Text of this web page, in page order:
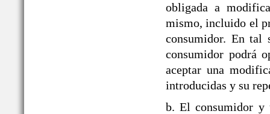
obligada a
mismo, incluido el
consumidor. En tal
consumidor podrá
aceptar una
introducidas y su
b. El consumidor y